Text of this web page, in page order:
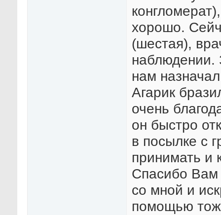
хорошо.
(шестая),
наблюдении.
нам
Агарик
очень
он быстро
в посылке с
принимать и
Спасибо Вам
со мной и
помощью